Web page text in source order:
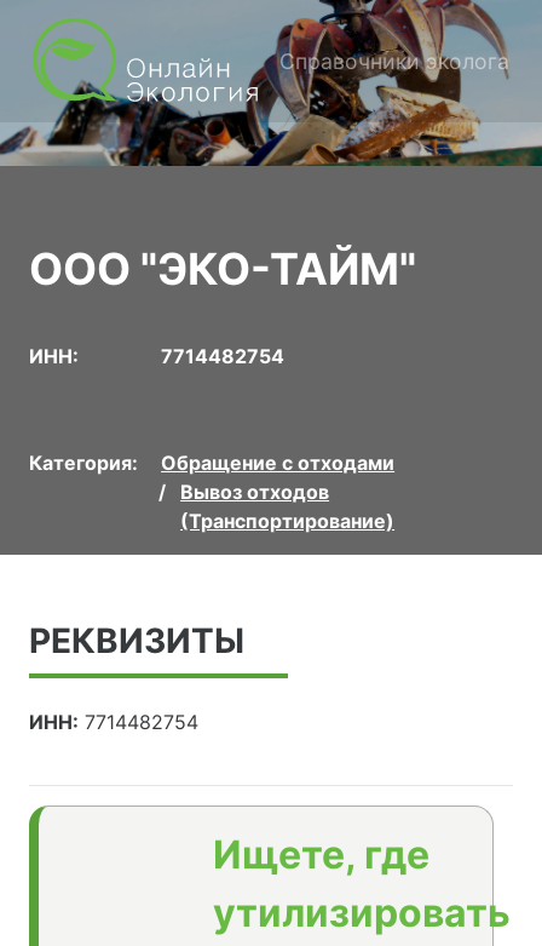
Справочники эколога
ООО "ЭКО-ТАЙМ"
ИНН: 7714482754
Категория:
Обращение с отходами
Вывоз отходов
(Транспортирование)
РЕКВИЗИТЫ
ИНН: 7714482754
Ищете, где
утилизировать